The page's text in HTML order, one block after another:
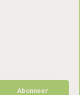
Abonneer